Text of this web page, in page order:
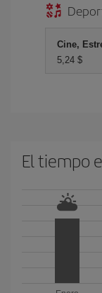
Cine,
5,24 $
El tiempo